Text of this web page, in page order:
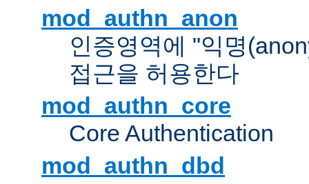
mod_authn_anon
인증영역에 "익명
접근을 허용한다
mod_authn_core
Core Authentication
mod_authn_dbd